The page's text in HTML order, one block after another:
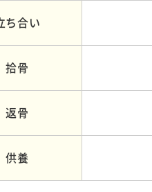
ち合い
拾骨
返骨
供養